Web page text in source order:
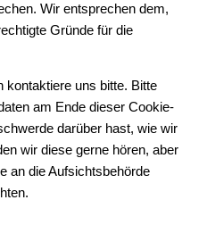
Wir entsprechen dem,
Gründe für die
kontaktiere uns bitte. Bitte
am Ende dieser Cookie-
darüber hast, wie wir
wir diese gerne hören, aber
an die Aufsichtsbehörde